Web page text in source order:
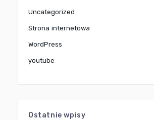
Uncategorized
Strona internetowa
WordPress
youtube
Ostatnie wpisy